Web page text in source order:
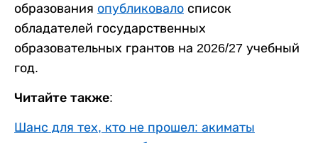
образования опубликовало список
обладателей государственных
образовательных грантов на 2026/27 учебный
год.
Читайте также:
Шанс для тех, кто не прошел: акиматы